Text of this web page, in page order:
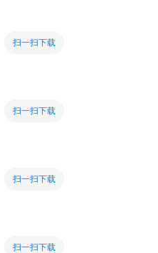
扫一扫下载
扫一扫下载
扫一扫下载
扫一扫下载